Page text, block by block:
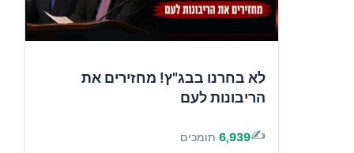
לא בחרנו בבג"ץ! מחזירים את
הריבונות לעם
✍️
6,939 תומכים